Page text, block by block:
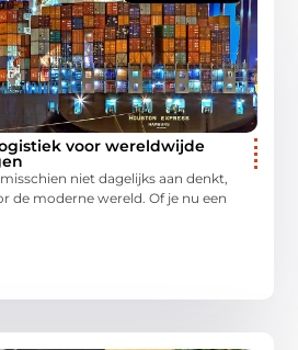
voor wereldwijde
niet dagelijks aan denkt,
de moderne wereld. Of je nu een